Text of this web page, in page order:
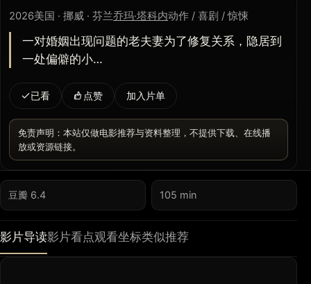
2026美国 · 挪威 · 芬兰乔玛·塔科内动作 / 喜剧 / 惊悚
一对婚姻出现问题的老夫妻为了修复关系，隐居到
一处偏僻的小…
已看 点赞 加入片单
免责声明：本站仅做电影推荐与资料整理，不提供下载、在线播
放或资源链接。
豆瓣 6.4 105 min
影片导读影片看点观看坐标类似推荐